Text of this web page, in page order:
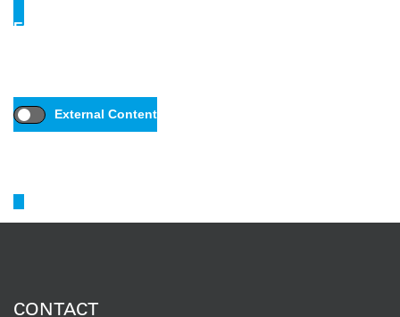
External content
External Content
CONTACT